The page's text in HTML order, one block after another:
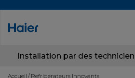
Installation par des
Accueil Refrigerateurs Innovants